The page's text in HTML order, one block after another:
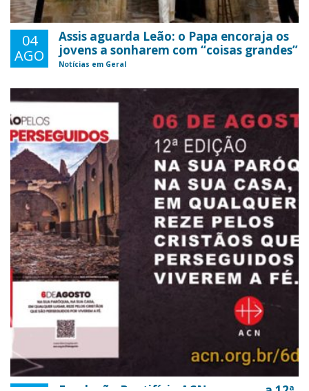
04
AGO
Assis aguarda Leão: o Papa encoraja os
jovens a sonharem com “coisas grandes”
Notícias em Geral